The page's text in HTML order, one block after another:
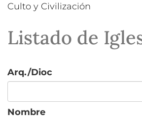
Culto y Civilización
Listado de
Arq./Dioc
Nombre